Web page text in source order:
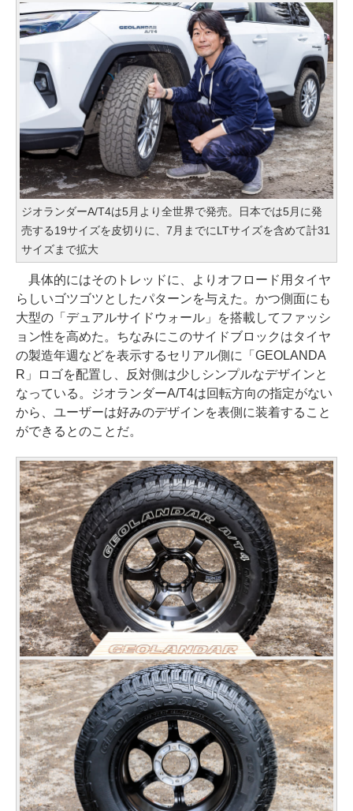
ジオランダーA/T4は5月より全世界で発売。日本では5月に発
売する19サイズを皮切りに、7月までにLTサイズを含めて計31
サイズまで拡大
具体的にはそのトレッドに、よりオフロード用タイヤ
らしいゴツゴツとしたパターンを与えた。かつ側面にも
大型の「デュアルサイドウォール」を搭載してファッシ
ョン性を高めた。ちなみにこのサイドブロックはタイヤ
の製造年週などを表示するセリアル側に「GEOLANDA
R」ロゴを配置し、反対側は少しシンプルなデザインと
なっている。ジオランダーA/T4は回転方向の指定がない
から、ユーザーは好みのデザインを表側に装着すること
ができるとのことだ。